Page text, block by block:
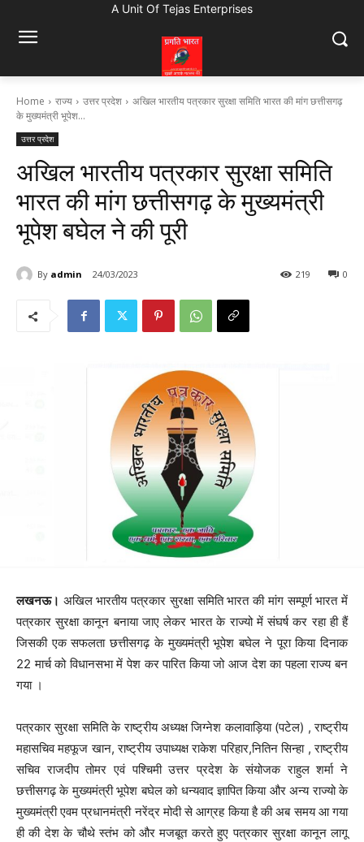
A Unit Of Tejas Enterprises
Home राज्य उत्तर प्रदेश
अखिल भारतीय पत्रकार सुरक्षा समिति भारत की मांग छत्तीसगढ़
के मुख्यमंत्री भूपेश...
उत्तर प्रदेश
अखिल भारतीय पत्रकार सुरक्षा समिति
भारत की मांग छत्तीसगढ़ के मुख्यमंत्री
भूपेश बघेल ने की पूरी
By admin 24/03/2023 0
219
लखनऊ। अखिल भारतीय पत्रकार सुरक्षा समिति भारत की मांग सम्पूर्ण भारत में
पत्रकार सुरक्षा कानून बनाया जाए लेकर भारत के राज्यो में संघर्ष कर रहा ही हैं
जिसकी एक सफलता छत्तीसगढ़ के मुख्यमंत्री भूपेश बघेल ने पूरा किया दिनाक
22 मार्च को विधानसभा में पेश कर पारित किया जो आज देश का पहला राज्य बन
गया ।
पत्रकार सुरक्षा समिति के राष्ट्रीय अध्यक्ष जिग्नेश कलावाड़िया (पटेल) , राष्ट्रीय
महासचिव महफूज खान, राष्ट्रीय उपाध्यक्ष राकेश परिहार,नितिन सिन्हा , राष्ट्रीय
सचिव राजदीप तोमर एवं पश्चिमी उत्तर प्रदेश के संयोजक राहुल शर्मा ने
छत्तीसगढ़ के मुख्यमंत्री भूपेश बघेल को धन्यवाद ज्ञापित किया और अन्य राज्यो के
मुख्यमंत्री एवम प्रधानमंत्री नरेंद्र मोदी से आग्रह किया है की अब समय आ गया
ही की देश के चौथे स्तंभ को और मजबूत करते हुए पत्रकार सुरक्षा कानून लागू